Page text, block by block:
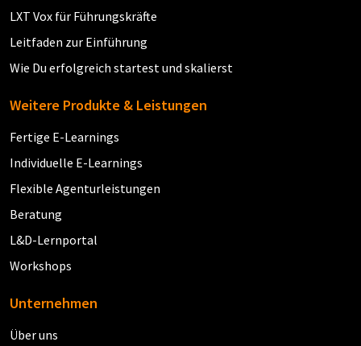
LXT Vox für Führungskräfte
Leitfaden zur Einführung
Wie Du erfolgreich startest und skalierst
Weitere Produkte & Leistungen
Fertige E-Learnings
Individuelle E-Learnings
Flexible Agenturleistungen
Beratung
L&D-Lernportal
Workshops
Unternehmen
Über uns